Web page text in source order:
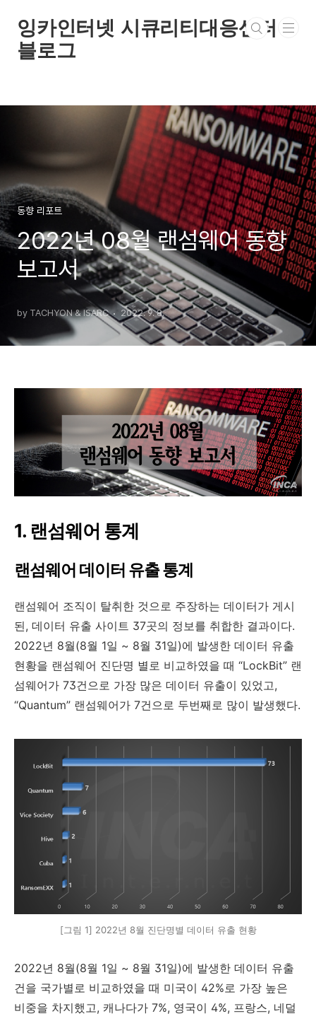
잉카인터넷 시큐리티대응센터
블로그
동향 리포트
2022년 08월 랜섬웨어 동향
보고서
by TACHYON & ISARC 2022. 9. 8.
1. 랜섬웨어 통계
랜섬웨어 데이터 유출 통계
랜섬웨어 조직이 탈취한 것으로 주장하는 데이터가 게시
된, 데이터 유출 사이트 37곳의 정보를 취합한 결과이다.
2022년 8월(8월 1일 ~ 8월 31일)에 발생한 데이터 유출
현황을 랜섬웨어 진단명 별로 비교하였을 때 “LockBit” 랜
섬웨어가 73건으로 가장 많은 데이터 유출이 있었고,
“Quantum” 랜섬웨어가 7건으로 두번째로 많이 발생했다.
[그림 1] 2022년 8월 진단명별 데이터 유출 현황
2022년 8월(8월 1일 ~ 8월 31일)에 발생한 데이터 유출
건을 국가별로 비교하였을 때 미국이 42%로 가장 높은
비중을 차지했고, 캐나다가 7%, 영국이 4%, 프랑스, 네덜